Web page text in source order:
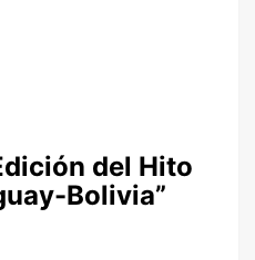
del Hito
Bolivia”